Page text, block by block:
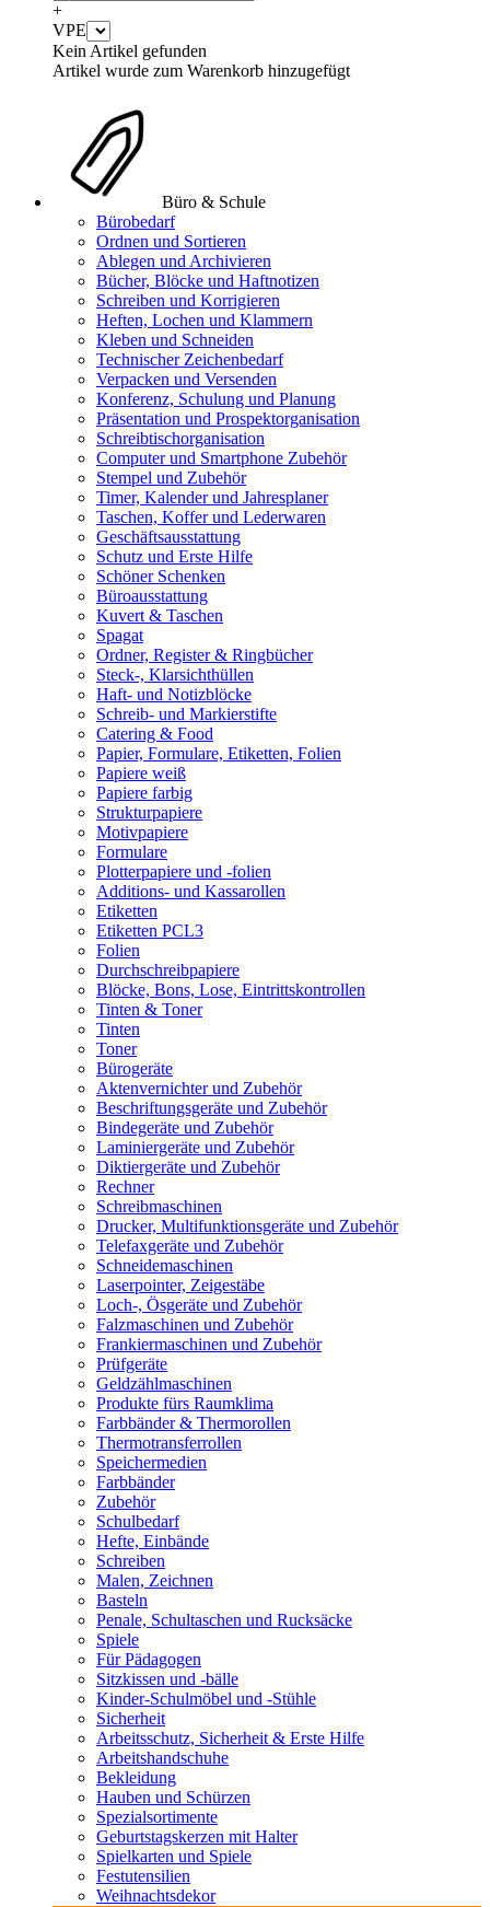
+
VPE
Kein Artikel gefunden
Artikel wurde zum Warenkorb hinzugefügt
Büro & Schule
Bürobedarf
Ordnen und Sortieren
Ablegen und Archivieren
Bücher, Blöcke und Haftnotizen
Schreiben und Korrigieren
Heften, Lochen und Klammern
Kleben und Schneiden
Technischer Zeichenbedarf
Verpacken und Versenden
Konferenz, Schulung und Planung
Präsentation und Prospektorganisation
Schreibtischorganisation
Computer und Smartphone Zubehör
Stempel und Zubehör
Timer, Kalender und Jahresplaner
Taschen, Koffer und Lederwaren
Geschäftsausstattung
Schutz und Erste Hilfe
Schöner Schenken
Büroausstattung
Kuvert & Taschen
Spagat
Ordner, Register & Ringbücher
Steck-, Klarsichthüllen
Haft- und Notizblöcke
Schreib- und Markierstifte
Catering & Food
Papier, Formulare, Etiketten, Folien
Papiere weiß
Papiere farbig
Strukturpapiere
Motivpapiere
Formulare
Plotterpapiere und -folien
Additions- und Kassarollen
Etiketten
Etiketten PCL3
Folien
Durchschreibpapiere
Blöcke, Bons, Lose, Eintrittskontrollen
Tinten & Toner
Tinten
Toner
Bürogeräte
Aktenvernichter und Zubehör
Beschriftungsgeräte und Zubehör
Bindegeräte und Zubehör
Laminiergeräte und Zubehör
Diktiergeräte und Zubehör
Rechner
Schreibmaschinen
Drucker, Multifunktionsgeräte und Zubehör
Telefaxgeräte und Zubehör
Schneidemaschinen
Laserpointer, Zeigestäbe
Loch-, Ösgeräte und Zubehör
Falzmaschinen und Zubehör
Frankiermaschinen und Zubehör
Prüfgeräte
Geldzählmaschinen
Produkte fürs Raumklima
Farbbänder & Thermorollen
Thermotransferrollen
Speichermedien
Farbbänder
Zubehör
Schulbedarf
Hefte, Einbände
Schreiben
Malen, Zeichnen
Basteln
Penale, Schultaschen und Rucksäcke
Spiele
Für Pädagogen
Sitzkissen und -bälle
Kinder-Schulmöbel und -Stühle
Sicherheit
Arbeitsschutz, Sicherheit & Erste Hilfe
Arbeitshandschuhe
Bekleidung
Hauben und Schürzen
Spezialsortimente
Geburtstagskerzen mit Halter
Spielkarten und Spiele
Festutensilien
Weihnachtsdekor